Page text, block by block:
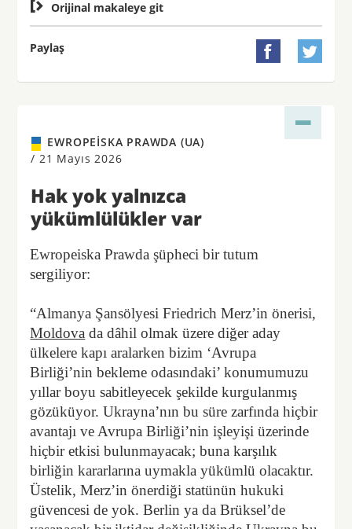
 Orijinal makaleye git
Paylaş  
EWROPEISKA PRAWDA (UA)
/ 21 Mayıs 2026
Hak yok yalnızca
yükümlülükler var
Ewropeiska Prawda şüpheci bir tutum
sergiliyor:
“Almanya Şansölyesi Friedrich Merz’in önerisi,
Moldova da dâhil olmak üzere diğer aday
ülkelere kapı aralarken bizim ‘Avrupa
Birliği’nin bekleme odasındaki’ konumumuzu
yıllar boyu sabitleyecek şekilde kurgulanmış
gözüküyor. Ukrayna’nın bu süre zarfında hiçbir
avantajı ve Avrupa Birliği’nin işleyişi üzerinde
hiçbir etkisi bulunmayacak; buna karşılık
birliğin kararlarına uymakla yükümlü olacaktır.
Üstelik, Merz’in önerdiği statünün hukuki
güvencesi de yok. Berlin ya da Brüksel’de